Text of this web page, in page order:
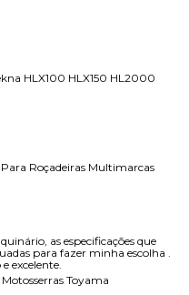
HLX100 HLX150 HL2000
Roçadeiras Multimarcas
as especificações que
para fazer minha escolha .
excelente.
Toyama